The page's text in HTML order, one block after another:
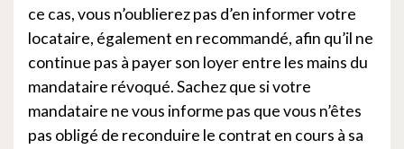
ce cas, vous n’oublierez pas d’en informer votre
locataire, également en recommandé, afin qu’il ne
continue pas à payer son loyer entre les mains du
mandataire révoqué. Sachez que si votre
mandataire ne vous informe pas que vous n’êtes
pas obligé de reconduire le contrat en cours à sa